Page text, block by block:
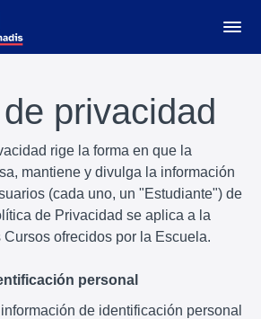
privacidad
rige la forma en que la
mantiene y divulga la información
(cada uno, un "Estudiante") de
de Privacidad se aplica a la
ofrecidos por la Escuela.
personal
de identificación personal